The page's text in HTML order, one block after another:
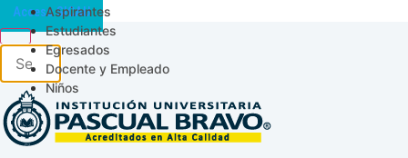
Aspirantes
Estudiantes
Egresados
Docente y Empleado
Niños
Acceso SICAU